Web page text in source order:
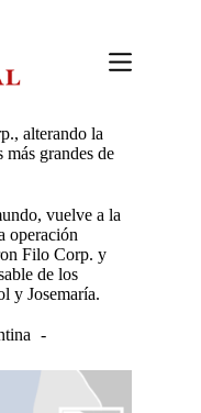
alterando la
grandes de
vuelve a la
operación
Filo Corp. y
de los
y Josemaría.